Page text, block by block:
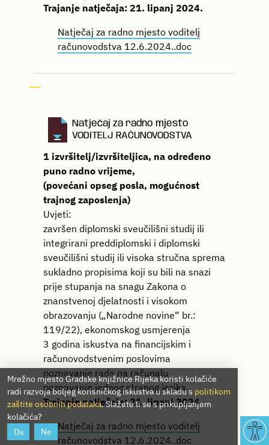
Trajanje natječaja: 21. lipanj 2024.
Natječaj za radno mjesto voditelj
računovodstva 12.6.2024..doc
Natječaj za radno mjesto
VODITELJ RAČUNOVODSTVA
1 izvršitelj/izvršiteljica, na određeno
puno radno vrijeme,
(povećani opseg posla, mogućnost
trajnog zaposlenja)
Uvjeti:
završen diplomski sveučilišni studij ili
integrirani preddiplomski i diplomski
sveučilišni studij ili visoka stručna sprema
sukladno propisima koji su bili na snazi
prije stupanja na snagu Zakona o
znanstvenoj djelatnosti i visokom
obrazovanju („Narodne novine“ br.:
119/22), ekonomskog usmjerenja
3 godina iskustva na financijskim i
računovodstvenim poslovima
poznavanje rada na računalu
poznavanje jednog stranog jezika
Trajanje natječaja: 21. lipanj 2024.
Natječaj za radno mjesto voditelj
računovodstva 12.6.2024..doc
Mrežno mjesto Gradske knjižnice Rijeka koristi kolačiće
radi razvoja boljeg korisničkog iskustva u skladu s politikom
zaštite osobnih podataka. Slažete li se s prikupljanjem
kolačića?
Da
Ne